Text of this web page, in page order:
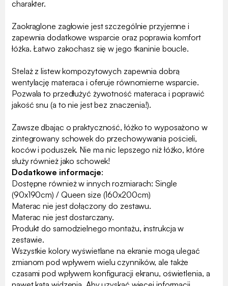
charakter.
Zaokrąglone zagłowie jest szczególnie przyjemne i
zapewnia dodatkowe wsparcie oraz poprawia komfort
łóżka. Łatwo zakochasz się w jego tkaninie boucle.
Stelaż z listew kompozytowych zapewnia dobrą
wentylację materaca i oferuje równomierne wsparcie.
Pozwala to przedłużyć żywotność materaca i poprawić
jakość snu (a to nie jest bez znaczenia!).
Zawsze dbając o praktyczność, łóżko to wyposażono w
zintegrowany schowek do przechowywania pościeli,
koców i poduszek. Nie ma nic lepszego niż łóżko, które
służy również jako schowek!
Dodatkowe informacje:
Dostępne również w innych rozmiarach: Single
(90x190cm) / Queen size (160x200cm)
Materac nie jest dołączony do zestawu.
Materac nie jest dostarczany.
Produkt do samodzielnego montażu, instrukcja w
zestawie.
Wszystkie kolory wyświetlane na ekranie mogą ulegać
zmianom pod wpływem wielu czynników, ale także
czasami pod wpływem konfiguracji ekranu, oświetlenia, a